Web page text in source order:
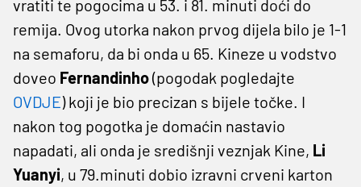
vratiti te pogocima u 53. i 81. minuti doći do
remija. Ovog utorka nakon prvog dijela bilo je 1-1
na semaforu, da bi onda u 65. Kineze u vodstvo
doveo Fernandinho(pogodak pogledajte
OVDJE) koji je bio precizan s bijele točke. I
nakon tog pogotka je domaćin nastavio
napadati, ali onda je središnji veznjak Kine, Li
Yuanyi, u 79.minuti dobio izravni crveni karton